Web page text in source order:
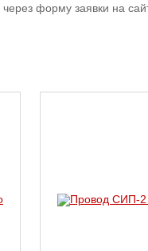
форму заявки на